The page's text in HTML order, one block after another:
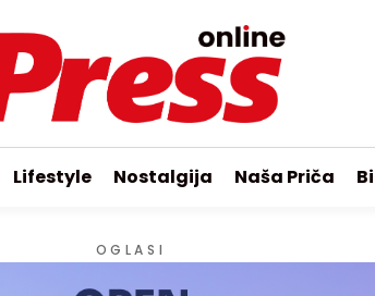
Lifestyle Nostalgija Naša Priča
OGLASI